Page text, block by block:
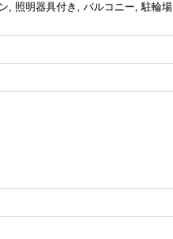
, 照明器具付き, バルコニー, 駐輪場